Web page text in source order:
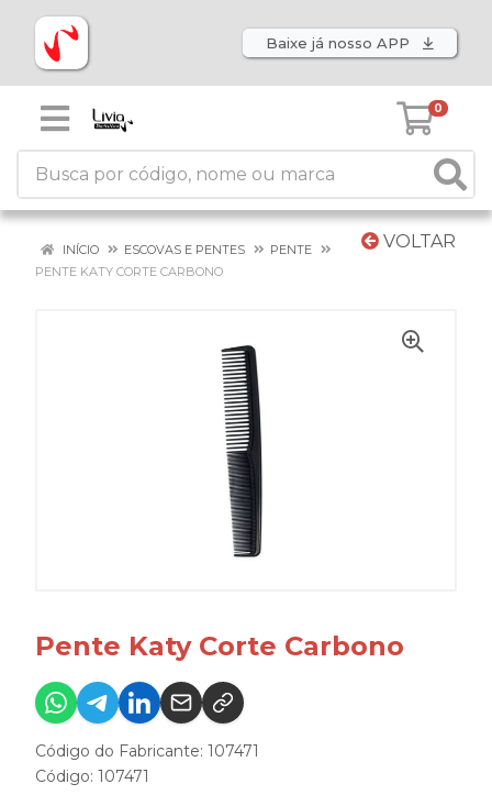
Baixe já nosso APP
0
VOLTAR
INÍCIO ESCOVAS E PENTES
PENTE
PENTE KATY CORTE CARBONO
Pente Katy Corte Carbono
Código do Fabricante: 107471
Código: 107471